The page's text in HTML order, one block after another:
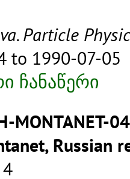
Particle
to 1990-07-05
ჩანაწერი
MONTANET-
Russian